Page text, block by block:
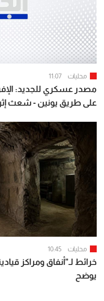
محليات 11:07
مصدر عسكري للجديد:
على طريق يونين - شعث
محليات 10:45
خرائط لـ"أنفاق ومراكز
يوضح